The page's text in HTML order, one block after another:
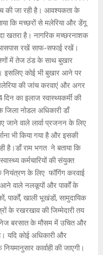
की जा रही है। आवश्यकता के
कि मच्छरों से मलेरिया और डेंगू
खतरा है। नागरिक मच्छरनाशक
आसपास रखें साफ-सफाई रखें।
में तेज ठंड के साथ बुखार
इसलिए कोई भी बुखार आने पर
की जांच करवाएं और अगर
का इलाज स्वास्थ्यकर्मी की
नोडल अधिकारी डाँ
जाने वाले लार्वा प्रजनन के लिए
भी किया गया है और इसकी
है।डाँ राम भगत ने बताया कि
कर्मचारियों की संयुक्त
के नियंत्रण के लिए फॉगिंग करवाई
आने वाले नलकूपों और पार्कों के
खाली भूखंडों, सामुदायिक
के रखरखाव की जिम्मेदारी तय
बरसात के मौसम में उचित और
यदि कोई अधिकारी और
कार्वाही की जाएगी।